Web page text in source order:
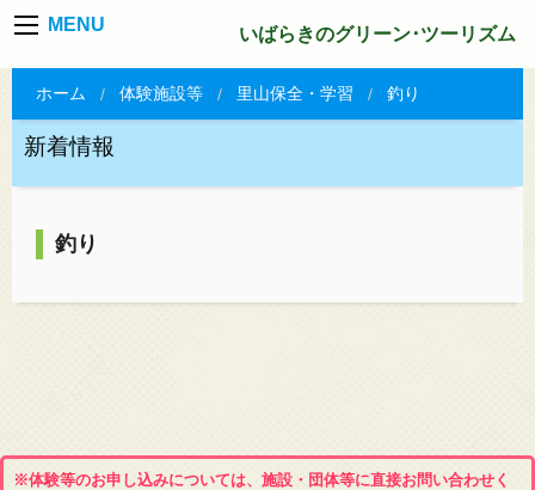
MENU いばらきのグリーン･ツーリズム
ホーム 体験施設等 里山保全・学習 釣り
新着情報
釣り
※体験等のお申し込みについては、施設・団体等に直接お問い合わせく